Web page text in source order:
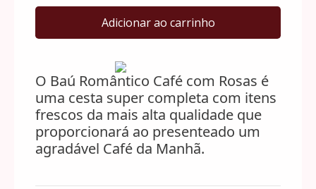
Baú
Rosas
quantidade
Adicionar ao carrinho
O Baú Romântico Café com Rosas é
uma cesta super completa com itens
frescos da mais alta qualidade que
proporcionará ao presenteado um
agradável Café da Manhã.